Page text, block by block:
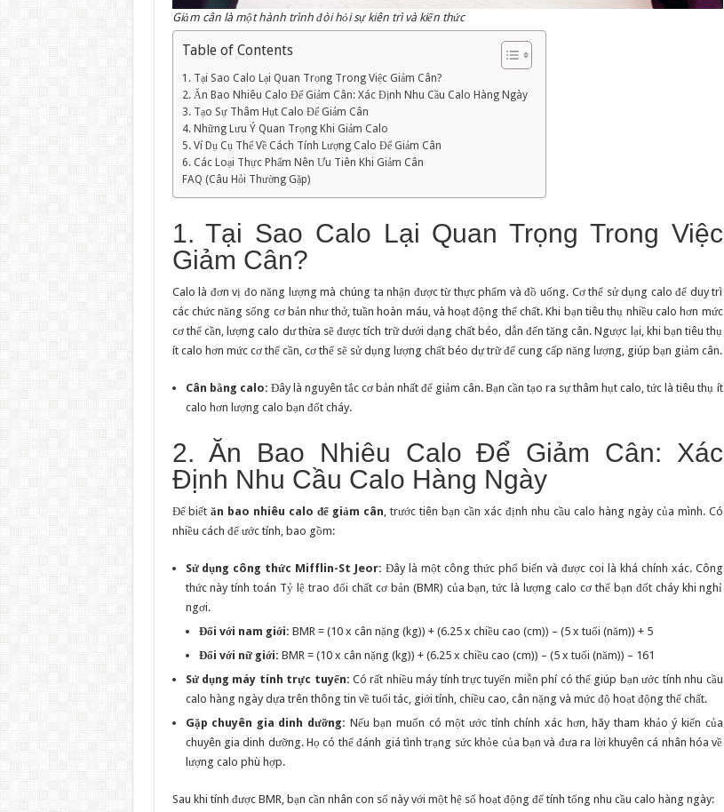
Giảm cân là một hành trình đòi hỏi sự kiên trì và kiến thức
Table of Contents
1. Tại Sao Calo Lại Quan Trọng Trong Việc Giảm Cân?
2. Ăn Bao Nhiêu Calo Để Giảm Cân: Xác Định Nhu Cầu Calo Hàng Ngày
3. Tạo Sự Thâm Hụt Calo Để Giảm Cân
4. Những Lưu Ý Quan Trọng Khi Giảm Calo
5. Ví Dụ Cụ Thể Về Cách Tính Lượng Calo Để Giảm Cân
6. Các Loại Thực Phẩm Nên Ưu Tiên Khi Giảm Cân
FAQ (Câu Hỏi Thường Gặp)
1. Tại Sao Calo Lại Quan Trọng Trong Việc
Giảm Cân?
Calo là đơn vị đo năng lượng mà chúng ta nhận được từ thực phẩm và đồ uống. Cơ thể sử dụng calo để duy trì
các chức năng sống cơ bản như thở, tuần hoàn máu, và hoạt động thể chất. Khi bạn tiêu thụ nhiều calo hơn mức
cơ thể cần, lượng calo dư thừa sẽ được tích trữ dưới dạng chất béo, dẫn đến tăng cân. Ngược lại, khi bạn tiêu thụ
ít calo hơn mức cơ thể cần, cơ thể sẽ sử dụng lượng chất béo dự trữ để cung cấp năng lượng, giúp bạn giảm cân.
Cân bằng calo: Đây là nguyên tắc cơ bản nhất để giảm cân. Bạn cần tạo ra sự thâm hụt calo, tức là tiêu thụ ít
calo hơn lượng calo bạn đốt cháy.
2. Ăn Bao Nhiêu Calo Để Giảm Cân: Xác
Định Nhu Cầu Calo Hàng Ngày
Để biếtăn bao nhiêu calo để giảm cân , trước tiên bạn cần xác định nhu cầu calo hàng ngày của mình. Có
nhiều cách để ước tính, bao gồm:
Sử dụng công thức Mifflin-St Jeor: Đây là một công thức phổ biến và được coi là khá chính xác. Công
thức này tính toán Tỷ lệ trao đổi chất cơ bản (BMR) của bạn, tức là lượng calo cơ thể bạn đốt cháy khi nghỉ
ngơi.
Đối với nam giới: BMR = (10 x cân nặng (kg)) + (6.25 x chiều cao (cm)) – (5 x tuổi (năm)) + 5
Đối với nữ giới: BMR = (10 x cân nặng (kg)) + (6.25 x chiều cao (cm)) – (5 x tuổi (năm)) – 161
Sử dụng máy tính trực tuyến: Có rất nhiều máy tính trực tuyến miễn phí có thể giúp bạn ước tính nhu cầu
calo hàng ngày dựa trên thông tin về tuổi tác, giới tính, chiều cao, cân nặng và mức độ hoạt động thể chất.
Gặp chuyên gia dinh dưỡng: Nếu bạn muốn có một ước tính chính xác hơn, hãy tham khảo ý kiến của
chuyên gia dinh dưỡng. Họ có thể đánh giá tình trạng sức khỏe của bạn và đưa ra lời khuyên cá nhân hóa về
lượng calo phù hợp.
Sau khi tính được BMR, bạn cần nhân con số này với một hệ số hoạt động để tính tổng nhu cầu calo hàng ngày: